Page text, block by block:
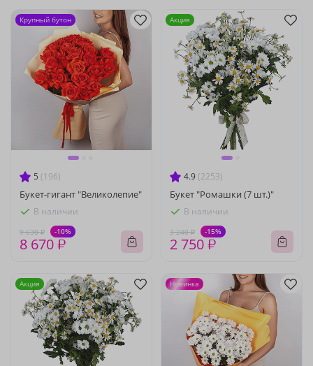
5 (196)
Букет-гигант "Великолепие"
В наличии
9 630 ₽ -10%
8 670 ₽
Крупный бутон
4.9 (2253)
Букет "Ромашки (7 шт.)"
В наличии
3 240 ₽ -15%
2 750 ₽
Акция
Акция Новинка